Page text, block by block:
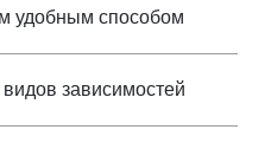
удобным способом
зависимостей